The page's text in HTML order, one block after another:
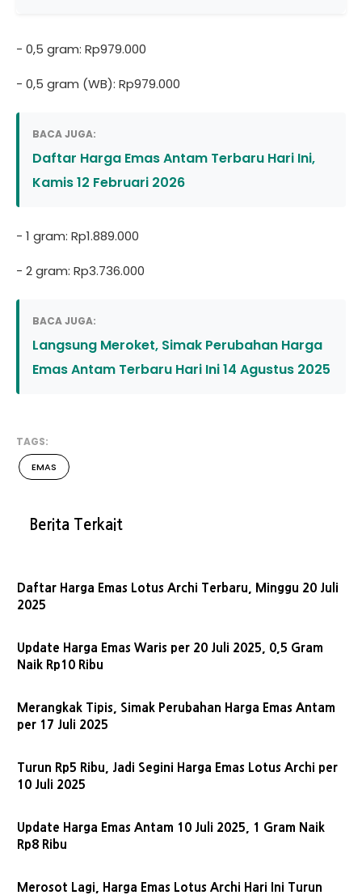
- 0,5 gram: Rp979.000
- 0,5 gram (WB): Rp979.000
BACA JUGA:
Daftar Harga Emas Antam Terbaru Hari Ini,
Kamis 12 Februari 2026
- 1 gram: Rp1.889.000
- 2 gram: Rp3.736.000
BACA JUGA:
Langsung Meroket, Simak Perubahan Harga
Emas Antam Terbaru Hari Ini 14 Agustus 2025
TAGS:
EMAS
Berita Terkait
Daftar Harga Emas Lotus Archi Terbaru, Minggu 20 Juli
2025
Update Harga Emas Waris per 20 Juli 2025, 0,5 Gram
Naik Rp10 Ribu
Merangkak Tipis, Simak Perubahan Harga Emas Antam
per 17 Juli 2025
Turun Rp5 Ribu, Jadi Segini Harga Emas Lotus Archi per
10 Juli 2025
Update Harga Emas Antam 10 Juli 2025, 1 Gram Naik
Rp8 Ribu
Merosot Lagi, Harga Emas Lotus Archi Hari Ini Turun